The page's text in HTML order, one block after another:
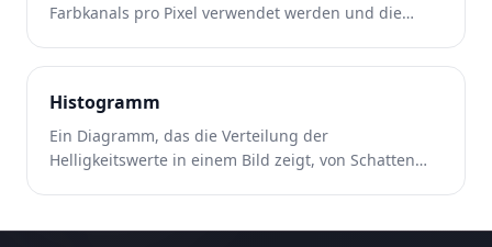
Farbkanals pro Pixel verwendet werden und die
Histogramm
Ein Diagramm, das die Verteilung der
Helligkeitswerte in einem Bild zeigt, von Schatten